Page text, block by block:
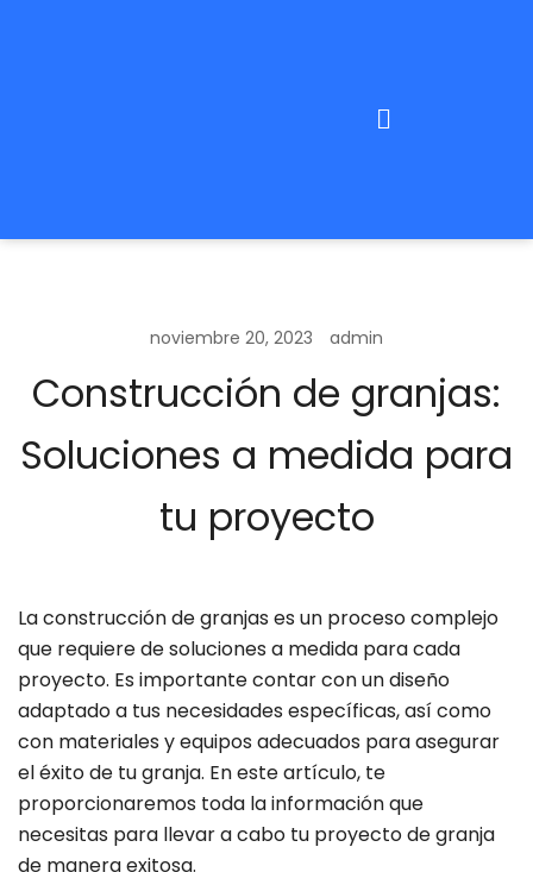
noviembre 20, 2023 admin
Construcción de granjas:
Soluciones a medida para
tu proyecto
La construcción de granjas es un proceso complejo
que requiere de soluciones a medida para cada
proyecto. Es importante contar con un diseño
adaptado a tus necesidades específicas, así como
con materiales y equipos adecuados para asegurar
el éxito de tu granja. En este artículo, te
proporcionaremos toda la información que
necesitas para llevar a cabo tu proyecto de granja
de manera exitosa.